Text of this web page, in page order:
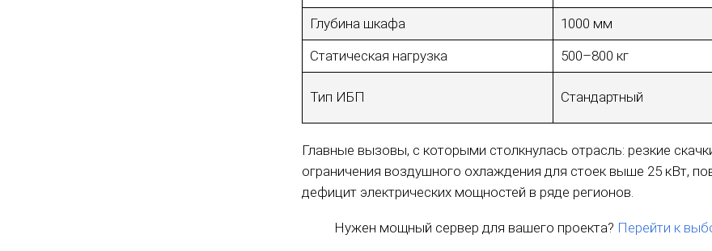
Глубина шкафа
1000 мм
Статическая нагрузка
500–800 кг
Тип ИБП Стандартный
Главные вызовы, с которыми столкнулась отрасль: резкие
ограничения воздушного охлаждения для стоек выше 25 кВт,
дефицит электрических мощностей в ряде регионов.
Нужен мощный сервер для вашего проекта? Перейти к